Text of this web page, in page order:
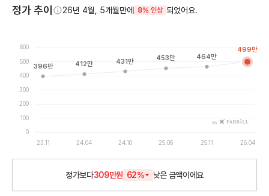
정가 추이 26년 4월, 5개월만에 8% 인상 되었어요.
0
100
200
300
400
500
600
23.11 24.04 24.10 25.06 25.11 26.04
by
396만 412만 431만 453만 464만
499만
정가보다309만원 62% 낮은금액이에요